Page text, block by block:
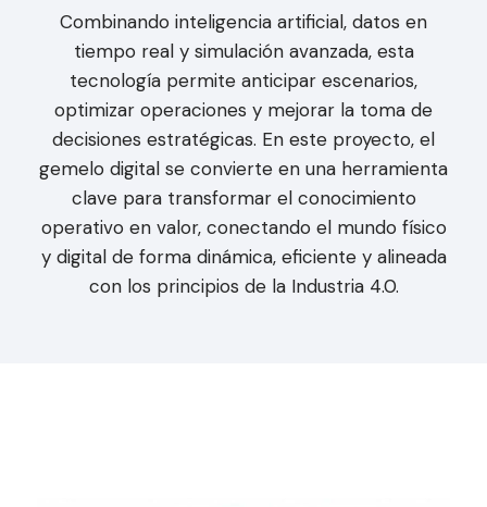
Combinando inteligencia artificial, datos en
tiempo real y simulación avanzada, esta
tecnología permite anticipar escenarios,
optimizar operaciones y mejorar la toma de
decisiones estratégicas. En este proyecto, el
gemelo digital se convierte en una herramienta
clave para transformar el conocimiento
operativo en valor, conectando el mundo físico
y digital de forma dinámica, eficiente y alineada
con los principios de la Industria 4.0.